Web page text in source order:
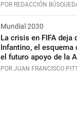
POR REDACCIÓN
Mundial 2030
La crisis en FIFA deja
Infantino, el esquema
el futuro apoyo de la
POR JUAN FRANCISCO